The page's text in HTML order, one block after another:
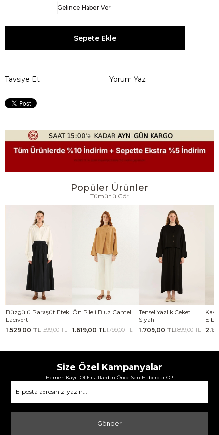
Gelince Haber Ver
Tavsiye Et Yorum Yaz
Popüler Ürünler
Tümünü Gör
Büzgülü Paraşüt Etek
Lacivert
1.529,00 TL1.699,00 TL
Ön Pileli Bluz Camel
1.619,00 TL1.799,00 TL
Tensel Yazlık Ceket
Siyah
1.709,00 TL1.899,00 TL
Size Özel Kampanyalar
Hemen Kayıt Ol Fırsatlardan Önce Sen Haberdar Ol!
Gönder